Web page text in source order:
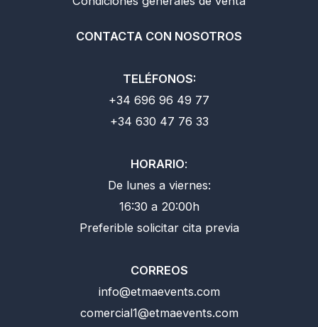
CONTACTA CON NOSOTROS
TELÉFONOS:
+34 696 96 49 77
+34 630 47 76 33
HORARIO:
De lunes a viernes:
16:30 a 20:00h
Preferible solicitar cita previa
CORREOS
info@etmaevents.com
comercial1@etmaevents.com